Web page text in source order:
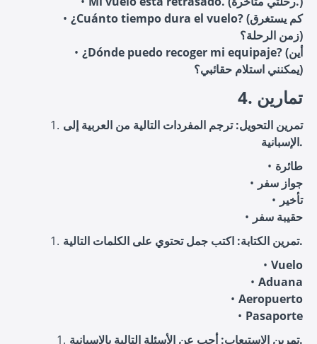
¿Cuánto tiempo dura el vuelo? (كم يستغرق
زمن الرحلة؟)
¿Dónde puedo recoger mi equipaje? (أين
يمكنني استلام حقائبي؟)
4. تمارين
تمرين التحويل: ترجم المفردات التالية من العربية إلى
الإسبانية.
طائرة
جواز سفر
تأخير
حقيبة سفر
تمرين الكتابة: اكتب جمل تحتوي على الكلمات التالية.
Vuelo
Aduana
Aeropuerto
Pasaporte
تمرين الاستيعاب: أجب عن الأسئلة التالية بالإسبانية.